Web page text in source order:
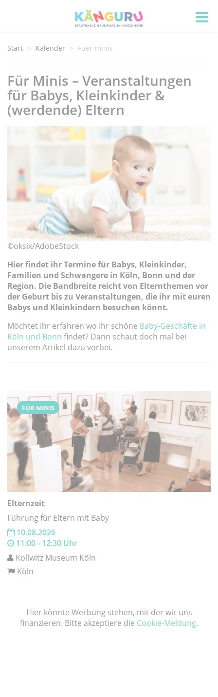
Start Kalender Fuer-minis
Für Minis – Veranstaltungen
für Babys, Kleinkinder &
(werdende) Eltern
©oksix/AdobeStock
Hier findet ihr Termine für Babys, Kleinkinder,
Familien und Schwangere in Köln, Bonn und der
Region. Die Bandbreite reichtvon Elternthemen vor
der Geburt bis zu Veranstaltungen, die ihr mit euren
Babys und Kleinkindern besuchen könnt.
Möchtet ihr erfahren wo ihr schöne Baby-Geschäfte in
Köln und Bonn findet? Dann schaut doch mal bei
unserem Artikel dazu vorbei.
FÜR MINIS
Elternzeit
Führung für Eltern mit Baby
10.08.2026
11:00 - 12:30 Uhr
Kollwitz Museum Köln
Köln
Hier könnte Werbung stehen, mit der wir uns
finanzieren. Bitte akzeptiere die Cookie-Meldung.